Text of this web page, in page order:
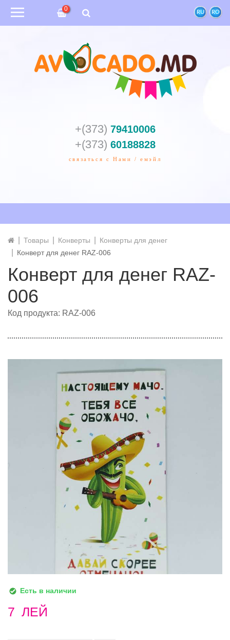
RU RO
0
+(373) 79410006
+(373) 60188828
связаться с Нами / емэйл
Товары Конверты
Конверты для денег
Конверт для денег RAZ-006
Конверт для денег RAZ-
006
Код продукта: RAZ-006
Есть в наличии
7 ЛЕЙ